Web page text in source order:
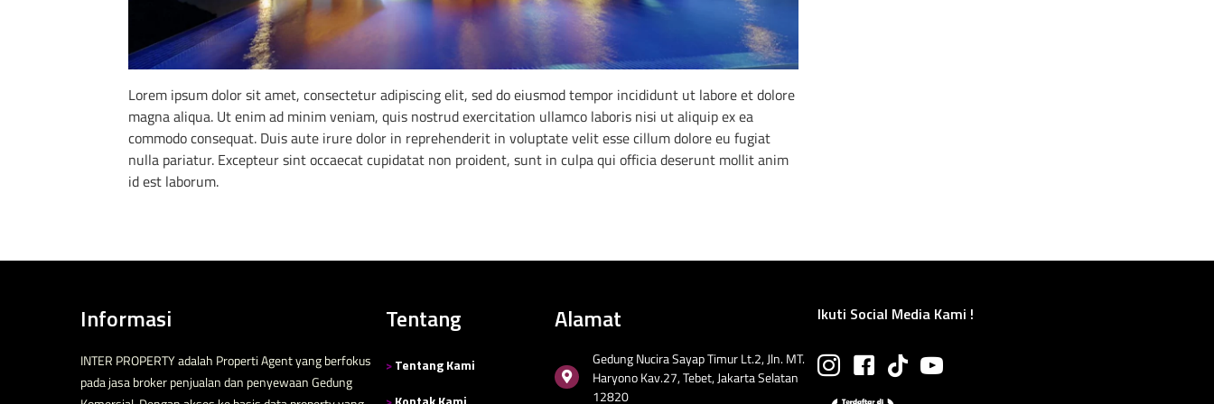
Lorem ipsum dolor sit amet, consectetur adipiscing elit, sed do eiusmod tempor incididunt ut labore et dolore
magna aliqua. Ut enim ad minim veniam, quis nostrud exercitation ullamco laboris nisi ut aliquip ex ea
commodo consequat. Duis aute irure dolor in reprehenderit in voluptate velit esse cillum dolore eu fugiat
nulla pariatur. Excepteur sint occaecat cupidatat non proident, sunt in culpa qui officia deserunt mollit anim
id est laborum.
Informasi
INTER PROPERTY adalah Properti Agent yang berfokus
pada jasa broker penjualan dan penyewaan Gedung
Tentang
>Tentang Kami
Alamat
Gedung Nucira Sayap Timur Lt.2, Jln. MT.
Haryono Kav.27, Tebet, Jakarta Selatan
12820
Ikuti Social Media Kami !